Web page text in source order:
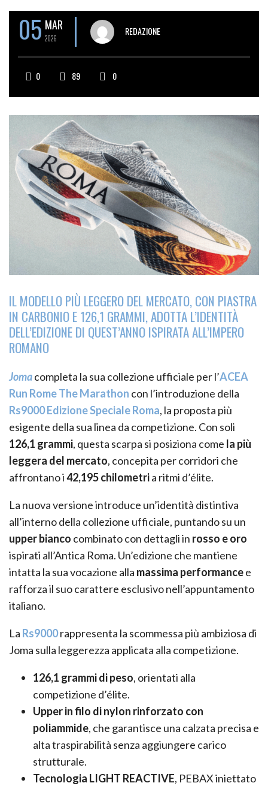
05 MAR
2026
REDAZIONE
0 89 0
IL MODELLO PIÙ LEGGERO DEL MERCATO, CON PIASTRA
IN CARBONIO E 126,1 GRAMMI, ADOTTA L’IDENTITÀ
DELL’EDIZIONE DI QUEST’ANNO ISPIRATA ALL’IMPERO
ROMANO
Jomacompleta la sua collezione ufficiale per l’ACEA
Run Rome The Marathon con l’introduzione della
Rs9000 Edizione Speciale Roma, la proposta più
esigente della sua linea da competizione. Con soli
126,1 grammi, questa scarpa si posiziona come la più
leggera del mercato, concepita per corridori che
affrontano i42,195 chilometria ritmi d’élite.
La nuova versione introduce un’identità distintiva
all’interno della collezione ufficiale, puntando su un
upper bianco combinato con dettagli in rosso e oro
ispirati all’Antica Roma. Un’edizione che mantiene
intatta la sua vocazione alla massima performancee
rafforza il suo carattere esclusivo nell’appuntamento
italiano.
La Rs9000rappresenta la scommessa più ambiziosa di
Joma sulla leggerezza applicata alla competizione.
126,1 grammi di peso, orientati alla
competizione d’élite.
Upper in filo di nylon rinforzato con
poliammide, che garantisce una calzata precisa e
alta traspirabilità senza aggiungere carico
strutturale.
Tecnologia LIGHT REACTIVE, PEBAX iniettato